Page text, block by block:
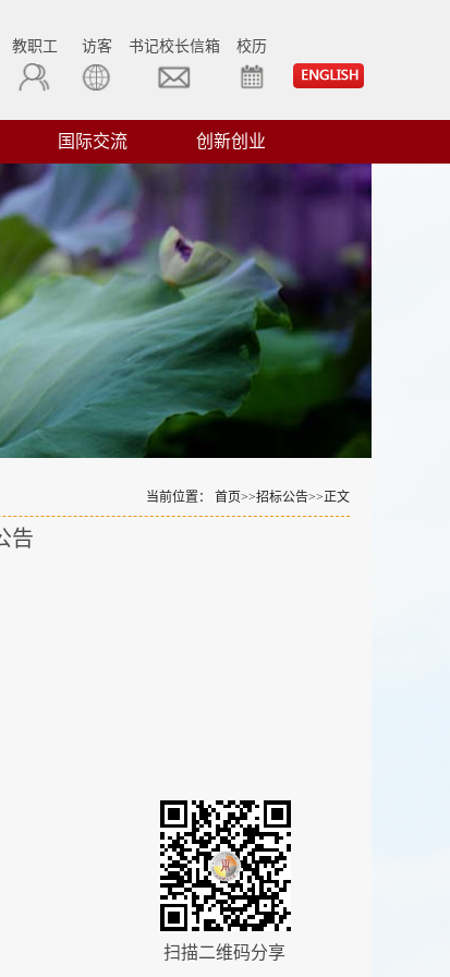
教职工 访客 书记校长信箱 校历
国际交流 创新创业
当前位置： 首页>>招标公告>>正文
告
扫描二维码分享